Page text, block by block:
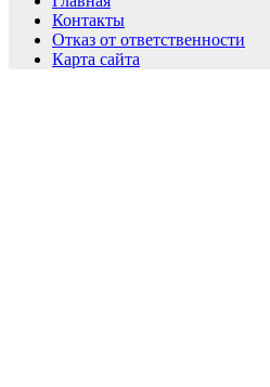
Контакты
Отказ от ответственности
Карта сайта